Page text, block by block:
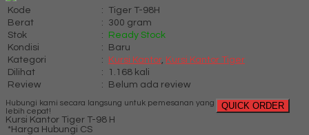
Kode :
Tiger T-98H
Berat
:
300 gram
Stok
:
Ready Stock
Kondisi
:
Baru
Kategori
: Kursi Kantor, Kursi Kantor Tiger
Dilihat
:
1.168 kali
Review
: Belum ada review
QUICK ORDER
Hubungi kami secara langsung untuk pemesanan yang
lebih cepat!
Kursi Kantor Tiger T-98 H
*Harga Hubungi CS